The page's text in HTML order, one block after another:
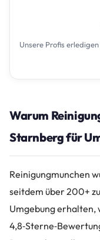
Unsere Profis
Warum
Starnberg für
Reinigungmunchen
seitdem über 200+
Umgebung erhalten,